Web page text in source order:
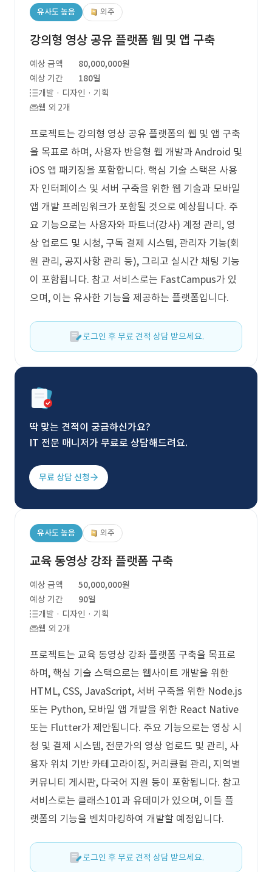
유사도 높음 외주
강의형 영상 공유 플랫폼 웹 및 앱 구축
예상 금액
80,000,000원
예상 기간
180일
개발 · 디자인 · 기획
웹 외 2개
프로젝트는 강의형 영상 공유 플랫폼의 웹 및 앱 구축
을 목표로 하며, 사용자 반응형 웹 개발과 Android 및
iOS 앱 패키징을 포함합니다. 핵심 기술 스택은 사용
자 인터페이스 및 서버 구축을 위한 웹 기술과 모바일
앱 개발 프레임워크가 포함될 것으로 예상됩니다. 주
요 기능으로는 사용자와 파트너(강사) 계정 관리, 영
상 업로드 및 시청, 구독 결제 시스템, 관리자 기능(회
원 관리, 공지사항 관리 등), 그리고 실시간 채팅 기능
이 포함됩니다. 참고 서비스로는 FastCampus가 있
으며, 이는 유사한 기능을 제공하는 플랫폼입니다.
로그인 후 무료 견적 상담 받으세요.
딱 맞는 견적이 궁금하신가요?
IT 전문 매니저가 무료로 상담해드려요.
무료 상담 신청
유사도 높음 외주
교육 동영상 강좌 플랫폼 구축
예상 금액
50,000,000원
예상 기간
90일
개발 · 디자인 · 기획
웹 외 2개
프로젝트는 교육 동영상 강좌 플랫폼 구축을 목표로
하며, 핵심 기술 스택으로는 웹사이트 개발을 위한
HTML, CSS, JavaScript, 서버 구축을 위한 Node.js
또는 Python, 모바일 앱 개발을 위한 React Native
또는 Flutter가 제안됩니다. 주요 기능으로는 영상 시
청 및 결제 시스템, 전문가의 영상 업로드 및 관리, 사
용자 위치 기반 카테고라이징, 커리큘럼 관리, 지역별
커뮤니티 게시판, 다국어 지원 등이 포함됩니다. 참고
서비스로는 클래스101과 유데미가 있으며, 이들 플
랫폼의 기능을 벤치마킹하여 개발할 예정입니다.
로그인 후 무료 견적 상담 받으세요.